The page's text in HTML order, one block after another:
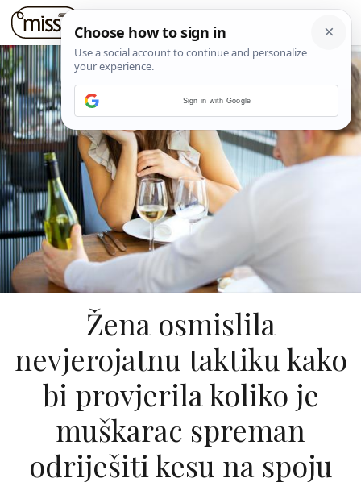
Žena osmislila
nevjerojatnu taktiku kako
bi provjerila koliko je
muškarac spreman
odriješiti kesu na spoju
Sign in with Google